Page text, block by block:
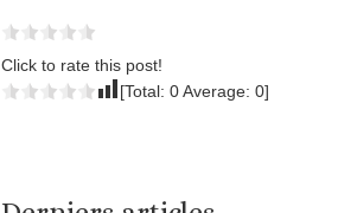
Click to rate this post!
[Total: 0Average: 0]